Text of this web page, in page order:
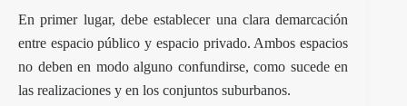
En primer lugar, debe establecer una clara demarcación
entre espacio público y espacio privado. Ambos espacios
no deben en modo alguno confundirse, como sucede en
las realizaciones y en los conjuntos suburbanos.